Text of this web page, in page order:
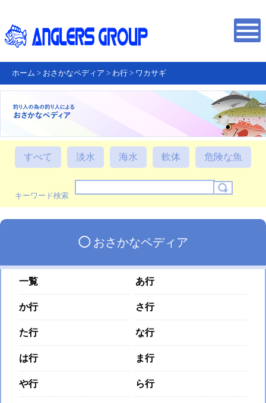
ホーム > おさかなペディア > わ行 > ワカサギ
すべて 淡水 海水 軟体 危険な魚
キーワード検索
◯おさかなペディア
一覧 あ行
か行 さ行
た行 な行
は行 ま行
や行 ら行